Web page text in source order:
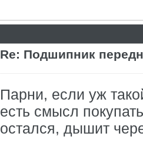
Re: Подшипник
Парни, если уж
есть смысл
остался, дышит